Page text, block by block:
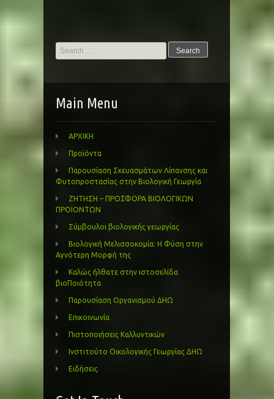
Search
for:
Main Menu
ΑΡΧΙΚΗ
Προϊόντα
Παρουσίαση Σκευασμάτων Λίπανσης και
Φυτοπροστασίας στην Βιολογική Γεωργία
ΖΗΤΗΣΗ – ΠΡΟΣΦΟΡΑ ΒΙΟΛΟΓΙΚΩΝ
ΠΡΟΪΟΝΤΩΝ
Σύμβουλοι βιολογικής γεωργίας
Βιολογική Μελισσοκομία: Η Φύση στην
Αγνότερη Μορφή της
Καλώς ήλθατε στην ιστοσελίδα
βιοΠοιότητα
Παρουσίαση Οργανισμού ΔΗΩ
Επικοινωνία
Πιστοποιήσεις Καλλυντικών
Ινστιτούτο Οικολογικής Γεωργίας ΔΗΩ
Ειδήσεις